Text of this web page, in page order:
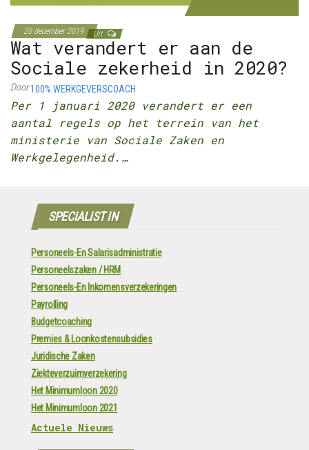
20 december 2019 Uit
Wat verandert er aan de
Sociale zekerheid in 2020?
Door100% WERKGEVERSCOACH
Per 1 januari 2020 verandert er een
aantal regels op het terrein van het
ministerie van Sociale Zaken en
Werkgelegenheid.…
SPECIALIST IN
Personeels-En Salarisadministratie
Personeelszaken / HRM
Personeels-En Inkomensverzekeringen
Payrolling
Budgetcoaching
Premies & Loonkostensubsidies
Juridische Zaken
Ziekteverzuimverzekering
Het Minimumloon 2020
Het Minimumloon 2021
Actuele Nieuws